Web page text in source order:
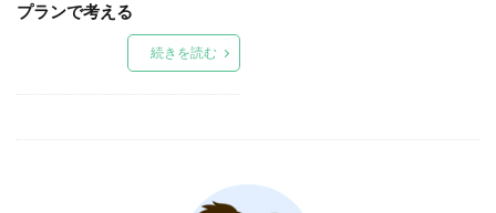
プランで考える
続きを読む